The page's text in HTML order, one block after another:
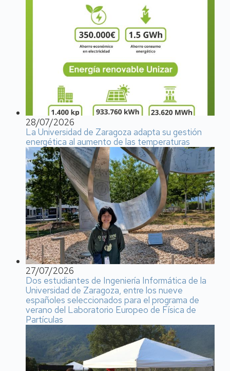
28/07/2026
La Universidad de Zaragoza adapta su gestión
energética al aumento de las temperaturas
27/07/2026
Dos estudiantes de Ingeniería Informática de la
Universidad de Zaragoza, entre los nueve
españoles seleccionados para el programa de
verano del Laboratorio Europeo de Física de
Partículas